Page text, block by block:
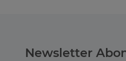
Newsletter